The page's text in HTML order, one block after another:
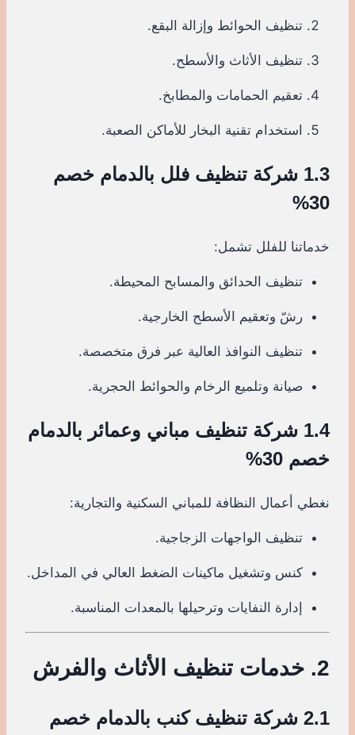
تنظيف الحوائط وإزالة البقع.
تنظيف الأثاث والأسطح.
تعقيم الحمامات والمطابخ.
استخدام تقنية البخار للأماكن الصعبة.
1.3 شركة تنظيف فلل بالدمام خصم
30%
خدماتنا للفلل تشمل:
تنظيف الحدائق والمسابح المحيطة.
رشّ وتعقيم الأسطح الخارجية.
تنظيف النوافذ العالية عبر فرق متخصصة.
صيانة وتلميع الرخام والحوائط الحجرية.
1.4 شركة تنظيف مباني وعمائر بالدمام
خصم 30%
نغطي أعمال النظافة للمباني السكنية والتجارية:
تنظيف الواجهات الزجاجية.
كنس وتشغيل ماكينات الضغط العالي في المداخل.
إدارة النفايات وترحيلها بالمعدات المناسبة.
2. خدمات تنظيف الأثاث والفرش
2.1 شركة تنظيف كنب بالدمام خصم